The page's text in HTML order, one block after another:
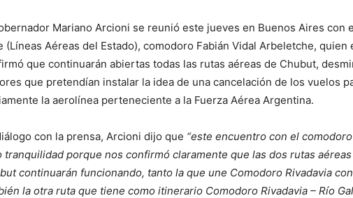
Mariano Arcioni se reunió este jueves en Buenos Aires con
(Líneas Aéreas del Estado), comodoro Fabián Vidal Arbeletche, quien
que continuarán abiertas todas las rutas aéreas de Chubut,
que pretendían instalar la idea de una cancelación de los vuelos
la aerolínea perteneciente a la Fuerza Aérea Argentina.
con la prensa, Arcioni dijo que “este encuentro con el
tranquilidad porque nos confirmó claramente que las dos rutas
continuarán funcionando, tanto la que une Comodoro Rivadavia
la otra ruta que tiene como itinerario Comodoro Rivadavia – Río